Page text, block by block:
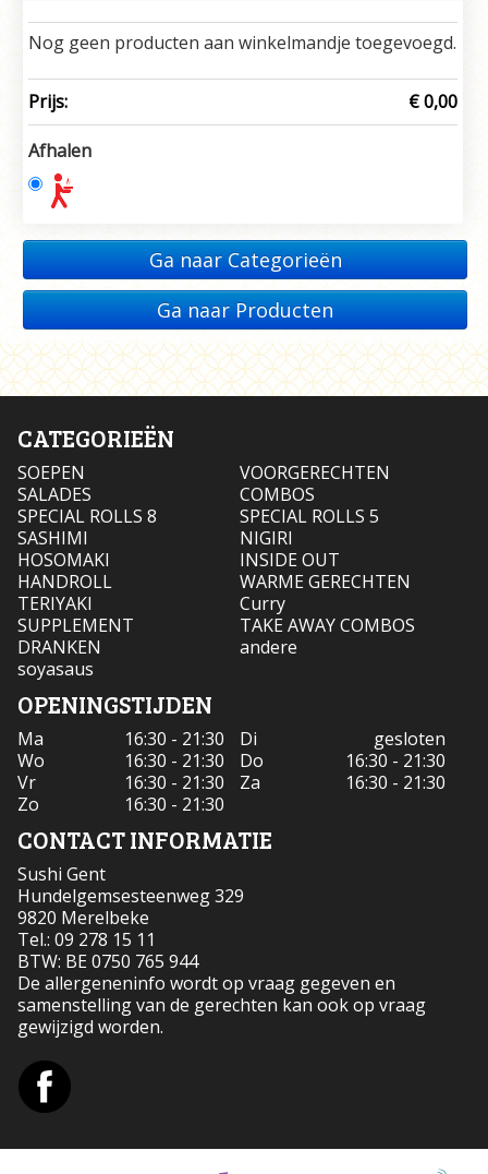
Nog geen producten aan winkelmandje toegevoegd.
Prijs: € 0,00
Afhalen
Ga naar Categorieën
Ga naar Producten
CATEGORIEËN
SOEPEN
VOORGERECHTEN
SALADES
COMBOS
SPECIAL ROLLS 8
SPECIAL ROLLS 5
SASHIMI
NIGIRI
HOSOMAKI
INSIDE OUT
HANDROLL
WARME GERECHTEN
TERIYAKI
Curry
SUPPLEMENT
TAKE AWAY COMBOS
DRANKEN
andere
soyasaus
OPENINGSTIJDEN
Ma 16:30 - 21:30 Di
gesloten
Wo
16:30 - 21:30 Do
16:30 - 21:30
Vr
16:30 - 21:30 Za
16:30 - 21:30
Zo
16:30 - 21:30
CONTACT INFORMATIE
Sushi Gent
Hundelgemsesteenweg 329
9820 Merelbeke
Tel.: 09 278 15 11
BTW: BE 0750 765 944
De allergeneninfo wordt op vraag gegeven en
samenstelling van de gerechten kan ook op vraag
gewijzigd worden.